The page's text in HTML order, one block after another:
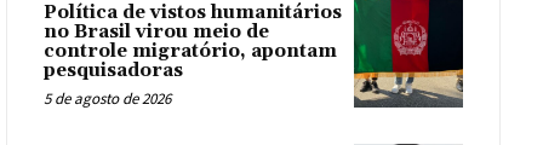
Política de vistos humanitários
no Brasil virou meio de
controle migratório, apontam
pesquisadoras
5 de agosto de 2026